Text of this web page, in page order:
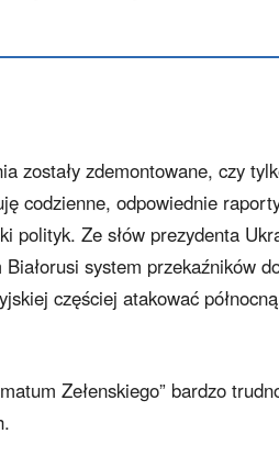
zostały zdemontowane, czy
codzienne, odpowiednie
polityk. Ze słów prezydenta
system przekaźników
częściej atakować północną
Zełenskiego” bardzo